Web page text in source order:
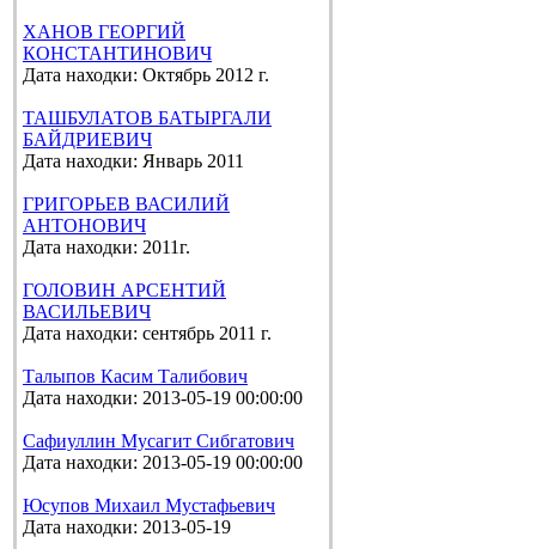
ХАНОВ ГЕОРГИЙ
КОНСТАНТИНОВИЧ
Дата находки: Октябрь 2012 г.
ТАШБУЛАТОВ БАТЫРГАЛИ
БАЙДРИЕВИЧ
Дата находки: Январь 2011
ГРИГОРЬЕВ ВАСИЛИЙ
АНТОНОВИЧ
Дата находки: 2011г.
ГОЛОВИН АРСЕНТИЙ
ВАСИЛЬЕВИЧ
Дата находки: сентябрь 2011 г.
Талыпов Касим Талибович
Дата находки: 2013-05-19 00:00:00
Сафиуллин Мусагит Сибгатович
Дата находки: 2013-05-19 00:00:00
Юсупов Михаил Мустафьевич
Дата находки: 2013-05-19